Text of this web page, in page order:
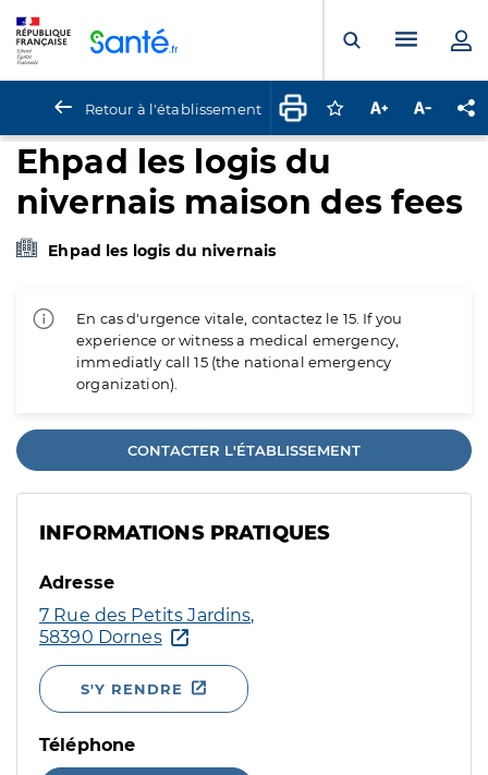
Ouvrir laMenu
Retour à l'établissement Connectez-vous
Augmenter la
Ehpad les logis du
nivernais maison des fees
Ehpad les logis du nivernais
En cas d'urgence vitale, contactez le 15. If you
experience or witness a medical emergency,
immediatly call 15 (the national emergency
organization).
CONTACTER L'ÉTABLISSEMENT
INFORMATIONS PRATIQUES
Adresse
7 Rue des Petits Jardins,
58390 Dornes
S'Y RENDRE
Téléphone